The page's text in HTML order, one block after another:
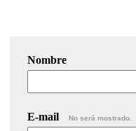
Nombre
E-mail No será mostrado.